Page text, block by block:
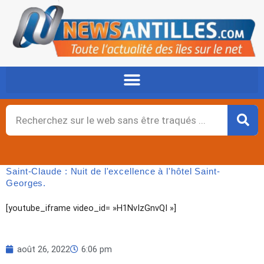
contenu
Rechercher
Saint-Claude : Nuit de l'excellence à l'hôtel Saint-
Georges.
[youtube_iframe video_id= »H1NvIzGnvQI »]
août 26, 2022 6:06 pm